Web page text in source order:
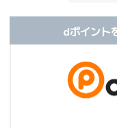
dポイント